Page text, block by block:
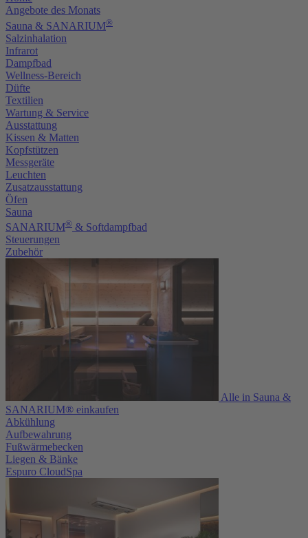
Angebote des Monats
Sauna & SANARIUM®
Salzinhalation
Infrarot
Dampfbad
Wellness-Bereich
Düfte
Textilien
Wartung & Service
Ausstattung
Kissen & Matten
Kopfstützen
Messgeräte
Leuchten
Zusatzausstattung
Öfen
Sauna
SANARIUM® & Softdampfbad
Steuerungen
Zubehör
Alle in Sauna &
SANARIUM® einkaufen
Abkühlung
Aufbewahrung
Fußwärmebecken
Liegen & Bänke
Espuro CloudSpa